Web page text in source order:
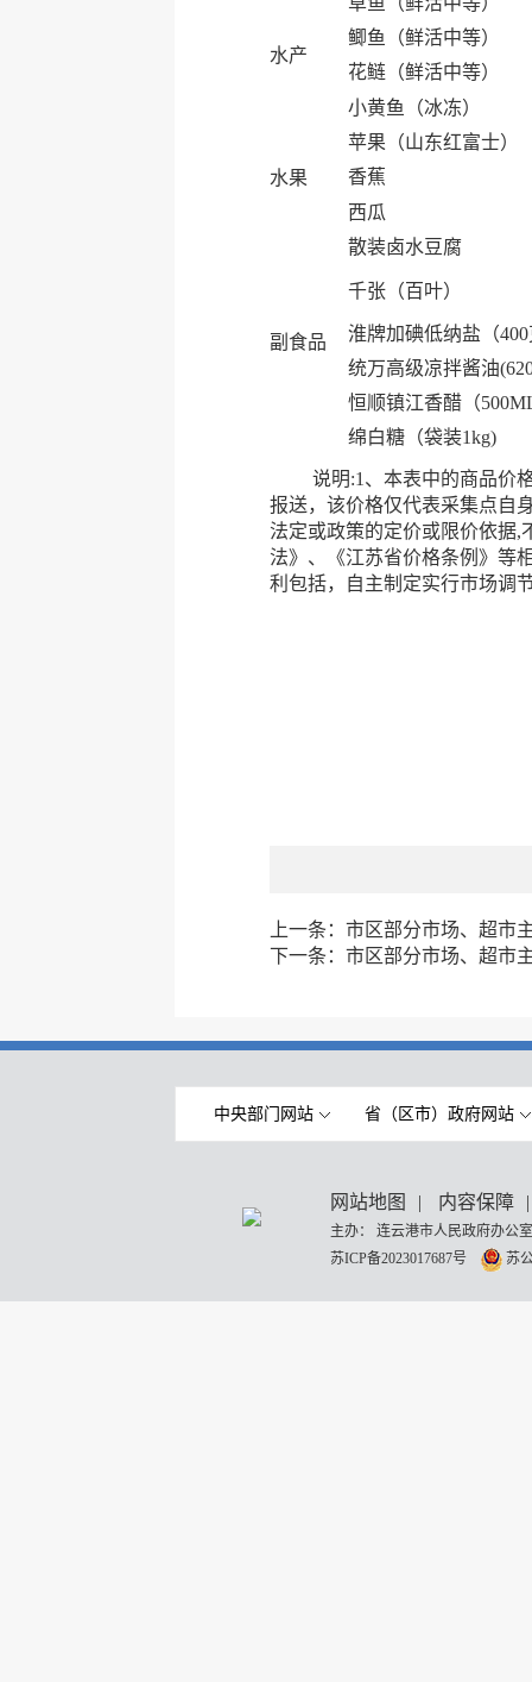
水产
鲫鱼（鲜活中等）
花鲢（鲜活中等）
小黄鱼（冰冻）
水果
苹果（山东红富士）
香蕉
西瓜
副食品
散装卤水豆腐
千张（百叶）
淮牌加碘低纳盐（
统万高级凉拌酱油
恒顺镇江香醋（
绵白糖（袋装1kg)
说明:1、本表中的商品价格
报送，该价格仅代表采集点自
法定或政策的定价或限价依据,
法》、《江苏省价格条例》等
利包括，自主制定实行市场调
上一条： 市区部分市场、超市
下一条： 市区部分市场、超市
中央部门网站 省（区市）政府网站
网站地图 | 内容保障 |
主办： 连云港市人民政府办
苏ICP备2023017687号
苏